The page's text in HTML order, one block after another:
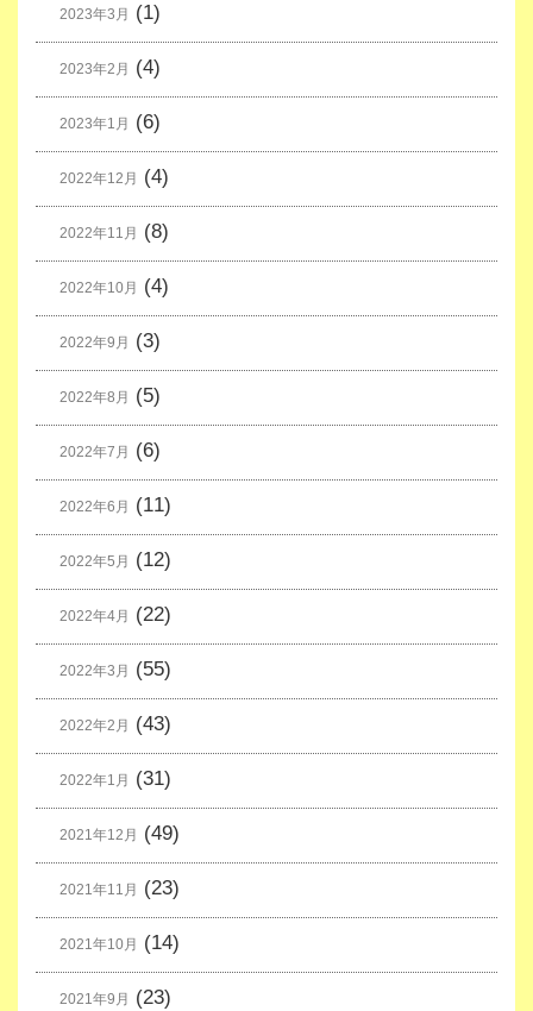
2023年3月 (1)
2023年2月 (4)
2023年1月 (6)
2022年12月 (4)
2022年11月 (8)
2022年10月 (4)
2022年9月 (3)
2022年8月 (5)
2022年7月 (6)
2022年6月 (11)
2022年5月 (12)
2022年4月 (22)
2022年3月 (55)
2022年2月 (43)
2022年1月 (31)
2021年12月 (49)
2021年11月 (23)
2021年10月 (14)
2021年9月 (23)